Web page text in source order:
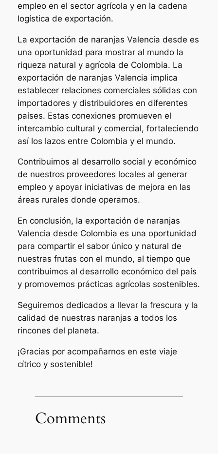
empleo en el sector agrícola y en la cadena
logística de exportación.
La exportación de naranjas Valencia desde es
una oportunidad para mostrar al mundo la
riqueza natural y agrícola de Colombia. La
exportación de naranjas Valencia implica
establecer relaciones comerciales sólidas con
importadores y distribuidores en diferentes
países. Estas conexiones promueven el
intercambio cultural y comercial, fortaleciendo
así los lazos entre Colombia y el mundo.
Contribuimos al desarrollo social y económico
de nuestros proveedores locales al generar
empleo y apoyar iniciativas de mejora en las
áreas rurales donde operamos.
En conclusión, la exportación de naranjas
Valencia desde Colombia es una oportunidad
para compartir el sabor único y natural de
nuestras frutas con el mundo, al tiempo que
contribuimos al desarrollo económico del país
y promovemos prácticas agrícolas sostenibles.
Seguiremos dedicados a llevar la frescura y la
calidad de nuestras naranjas a todos los
rincones del planeta.
¡Gracias por acompañarnos en este viaje
cítrico y sostenible!
Comments